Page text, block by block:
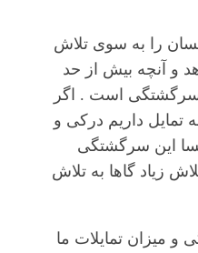
را به سوی تلاش
و آنچه بیش از حد
سرگشتگی است . اگر
تمایل داریم درکی و
روی دهد ٫ چه بسا این سرگشتگی
زیاد گاها به تلاش
و میزان تمایلات ما